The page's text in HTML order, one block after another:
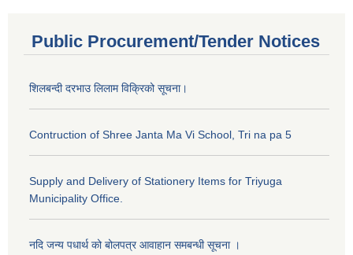
Public Procurement/Tender Notices
शिलबन्दी दरभाउ लिलाम विक्रिको सूचना।
Contruction of Shree Janta Ma Vi School, Tri na pa 5
Supply and Delivery of Stationery Items for Triyuga
Municipality Office.
नदि जन्य पधार्थ को बोलपत्र आवाहान समबन्धी सूचना ।